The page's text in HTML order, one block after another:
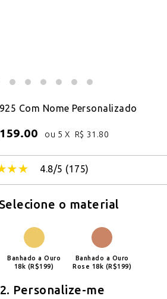
Com Nome Personalizado
159.00 ou 5 X R$ 31.80
4.8/5 (175)
o material
Banhado a Ouro
18k (R$199)
Banhado a Ouro
Rose 18k (R$199)
Personalize-me